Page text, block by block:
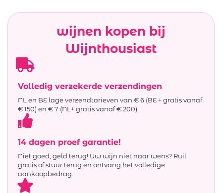
wijnen kopen bij
Wijnthousiast
Volledig verzekerde verzendingen
NL en BE lage verzendtarieven van € 6 (BE + gratis vanaf
€ 150) en € 7 (NL+ gratis vanaf € 200)
14 dagen proef garantie!
Niet goed, geld terug! Uw wijn niet naar wens? Ruil
gratis of stuur terug en ontvang het volledige
aankoopbedrag.